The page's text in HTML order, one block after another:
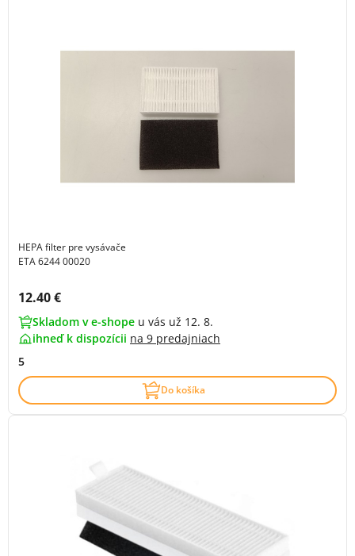
HEPA filter pre vysávače
ETA 6244 00020
Cena s DPH:
12.40 €
Skladom v e-shope u vás už 12. 8.
ihneď k dispozícii na 9 predajniach
5
Do košíka